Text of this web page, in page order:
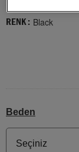
RENK : Black
Beden
Seçiniz